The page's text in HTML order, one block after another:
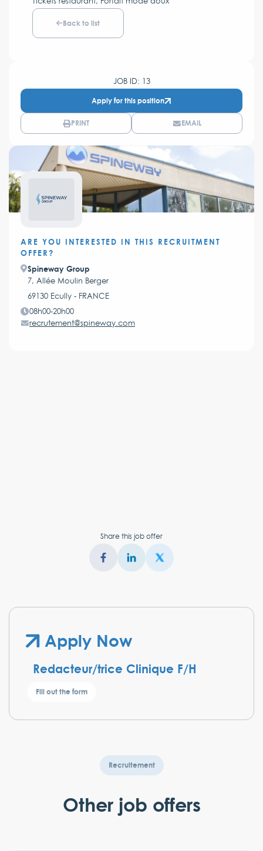
Back to list
JOB ID: 13
Apply for this position
PRINT EMAIL
ARE YOU INTERESTED IN THIS RECRUITMENT
OFFER?
Spineway Group
7, Allée Moulin Berger
69130 Ecully - FRANCE
08h00-20h00
recrutement@spineway.com
Share this job offer
Apply Now
Redacteur/trice Clinique F/H
Fill out the form
We'll contact you to schedule a call, answer your
Recruitement
Other job offers